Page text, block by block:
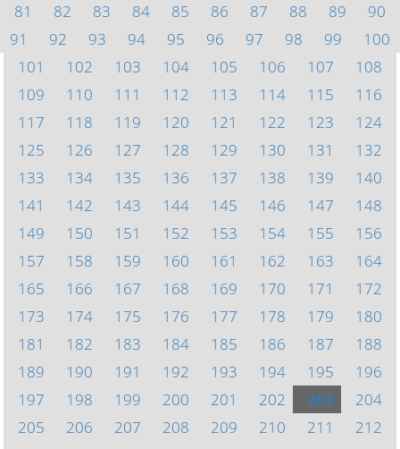
81
82 83 84 85 86 87 88 89
90
91
92 93 94 95 96 97 98 99
100
101
102 103 104 105 106 107
108
109
110 111 112 113 114 115
116
117
118 119 120 121 122 123
124
125
126 127 128 129 130 131
132
133
134 135 136 137 138 139
140
141
142 143 144 145 146 147
148
149
150 151 152 153 154 155
156
157
158 159 160 161 162 163
164
165
166 167 168 169 170 171
172
173
174 175 176 177 178 179
180
181
182 183 184 185 186 187
188
189
190 191 192 193 194 195
196
197
198 199 200 201 202 203
204
205
206 207 208 209 210 211
212